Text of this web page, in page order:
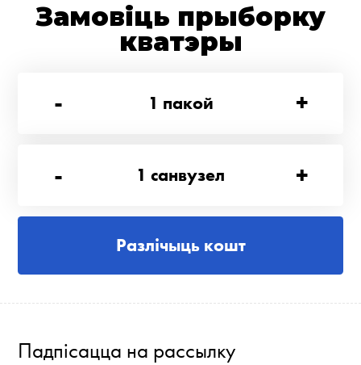
Замовіць прыборку
кватэры
-
1 пакой +
- 1 санвузел +
Разлічыць кошт
Падпісацца на рассылку